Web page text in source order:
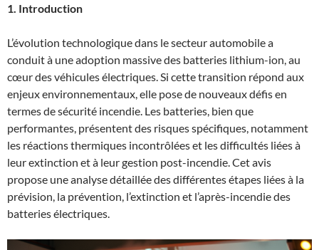
1. Introduction
L’évolution technologique dans le secteur automobile a
conduit à une adoption massive des batteries lithium-ion, au
cœur des véhicules électriques. Si cette transition répond aux
enjeux environnementaux, elle pose de nouveaux défis en
termes de sécurité incendie. Les batteries, bien que
performantes, présentent des risques spécifiques, notamment
les réactions thermiques incontrôlées et les difficultés liées à
leur extinction et à leur gestion post-incendie. Cet avis
propose une analyse détaillée des différentes étapes liées à la
prévision, la prévention, l’extinction et l’après-incendie des
batteries électriques.